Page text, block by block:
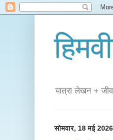
यात्रा लेखन +
सोमवार, 18 मई 2026